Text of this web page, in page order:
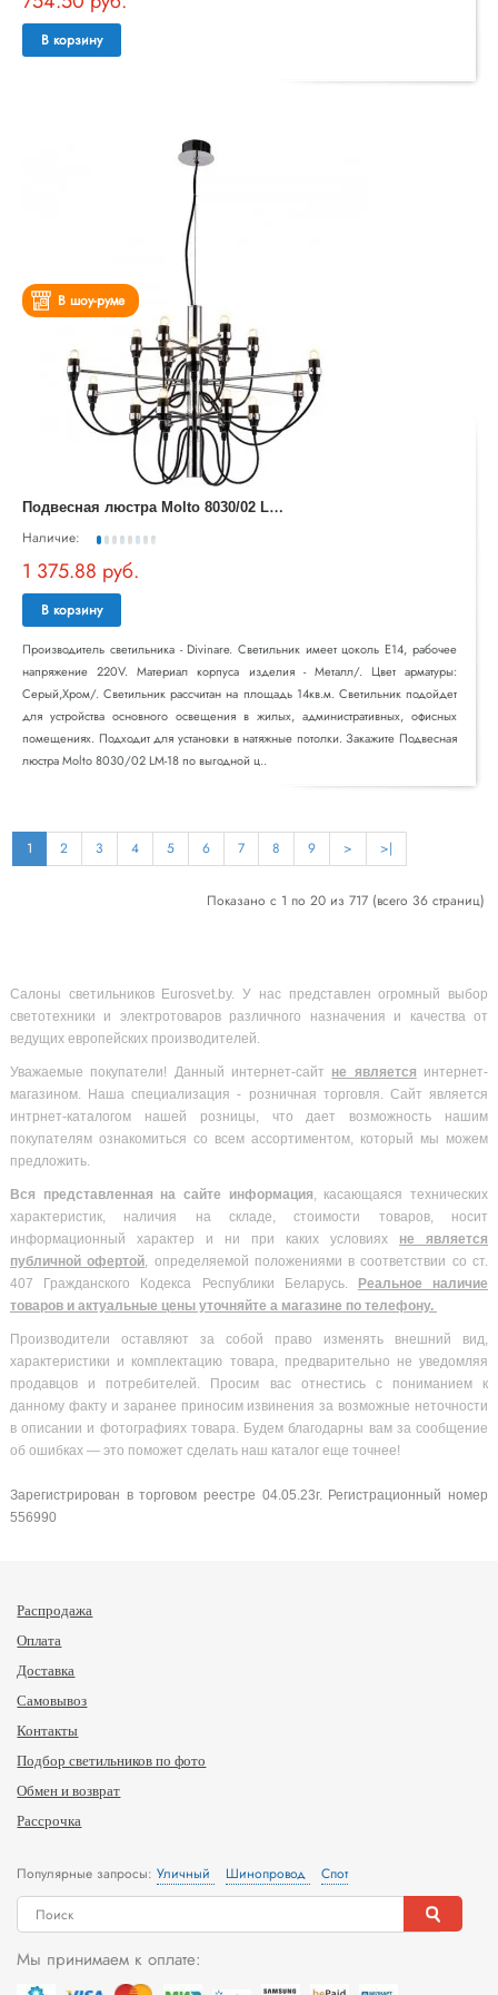
В корзину
В шоу-руме
П
одвесная люстра Molto 8030/02 LM-18
Наличие:
1 375.88 руб.
В корзину
Производитель светильника - Divinare. Светильник имеет цоколь E14, рабочее
напряжение 220V. Материал корпуса изделия - Металл/. Цвет арматуры:
Серый,Хром/. Светильник рассчитан на площадь 14кв.м. Светильник подойдет
для устройства основного освещения в жилых, административных, офисных
помещениях. Подходит для установки в натяжные потолки. Закажите Подвесная
люстра Molto 8030/02 LM-18 по выгодной ц..
1 2 3 4 5 6 7 8 9 > >|
Показано с 1 по 20 из 717 (всего 36 страниц)
Салоны светильников Eurosvet.by. У нас представлен огромный выбор
светотехники и электротоваров различного назначения и качества от
ведущих европейских производителей.
Уважаемые покупатели! Данный интернет-сайт не является интернет-
магазином. Наша специализация - розничная торговля. Сайт является
интрнет-каталогом нашей розницы, что дает возможность нашим
покупателям ознакомиться со всем ассортиментом, который мы можем
предложить.
Вся представленная на сайте информация, касающаяся технических
характеристик, наличия на складе, стоимости товаров, носит
информационный характер и ни при каких условиях не является
публичной офертой, определяемой положениями в соответствии со ст.
407 Гражданского Кодекса Республики Беларусь. Реальное наличие
товаров и актуальные цены уточняйте а магазине по телефону.
Производители оставляют за собой право изменять внешний вид,
характеристики и комплектацию товара, предварительно не уведомляя
продавцов и потребителей. Просим вас отнестись с пониманием к
данному факту и заранее приносим извинения за возможные неточности
в описании и фотографиях товара. Будем благодарны вам за сообщение
об ошибках — это поможет сделать наш каталог еще точнее!
Зарегистрирован в торговом реестре 04.05.23г. Регистрационный номер
556990
Распродажа
Оплата
Доставка
Самовывоз
Контакты
Подбор светильников по фото
Обмен и возврат
Рассрочка
Популярные запросы:Уличный Шинопровод Спот
Мы принимаем к оплате: